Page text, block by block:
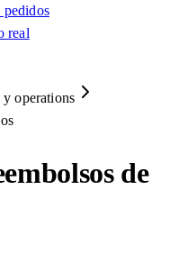
pedidos
real
operations
de